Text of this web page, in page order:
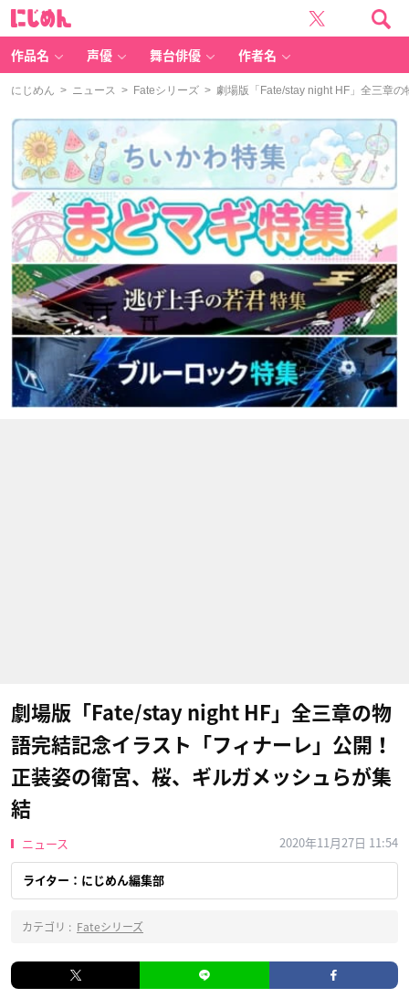
作品名 声優 舞台俳優 作者名
にじめん > ニュース > Fateシリーズ > 劇場版「Fate/stay night HF」全三章
劇場版「Fate/stay night HF」全三章の物
語完結記念イラスト「フィナーレ」公開！
正装姿の衛宮、桜、ギルガメッシュらが集
結
ニュース 2020年11月27日 11:54
ライター：にじめん編集部
カテゴリ : Fateシリーズ